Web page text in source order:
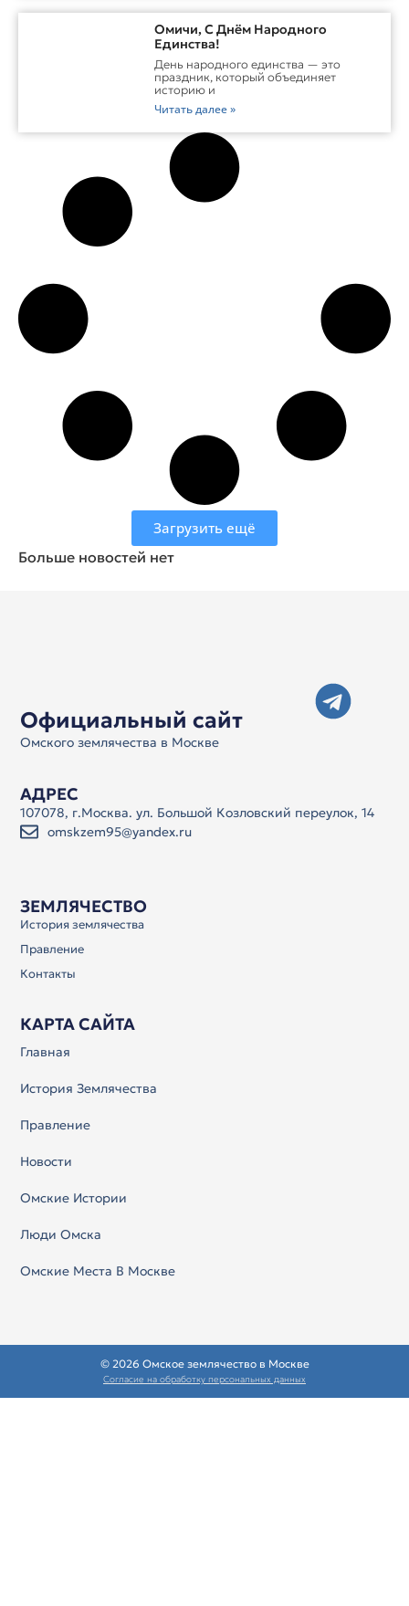
Омичи, С Днём Народного
Единства!
День народного единства — это
праздник, который объединяет
историю и
Читать далее »
Загрузить ещё
Больше новостей нет
Официальный сайт
Омского землячества в Москве
ЗЕМЛЯЧЕСТВО
История землячества
Правление
Контакты
КАРТА САЙТА
Главная
История Землячества
Правление
Новости
Омские Истории
Люди Омска
Омские Места В Москве
АДРЕС
107078, г.Москва. ул. Большой Козловский переулок, 14
omskzem95@yandex.ru
© 2026 Омское землячество в Москве
Согласие на обработку персональных данных